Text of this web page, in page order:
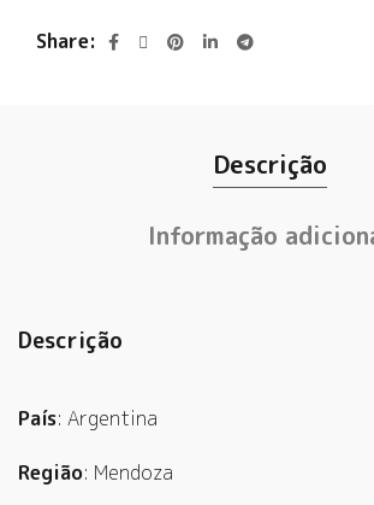
Share
Descrição
Informação
Descrição
País: Argentina
Região: Mendoza